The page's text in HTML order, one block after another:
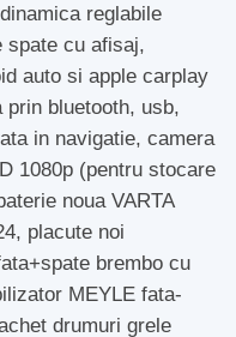
reglabile
spate cu afisaj,
auto si apple carplay
prin bluetooth, usb,
in navigatie, camera
1080p (pentru stocare
noua VARTA
placute noi
brembo cu
MEYLE fata-
drumuri grele